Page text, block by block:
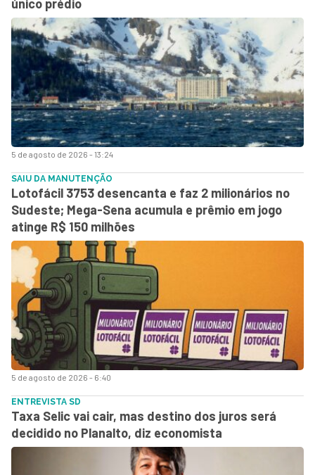
5 de agosto de 2026 - 13:24
único prédio
5 de agosto de 2026 - 6:40
SAIU DA MANUTENÇÃO
Lotofácil 3753 desencanta e faz 2 milionários no
Sudeste; Mega-Sena acumula e prêmio em jogo
atinge R$ 150 milhões
ENTREVISTA SD
Taxa Selic vai cair, mas destino dos juros será
decidido no Planalto, diz economista